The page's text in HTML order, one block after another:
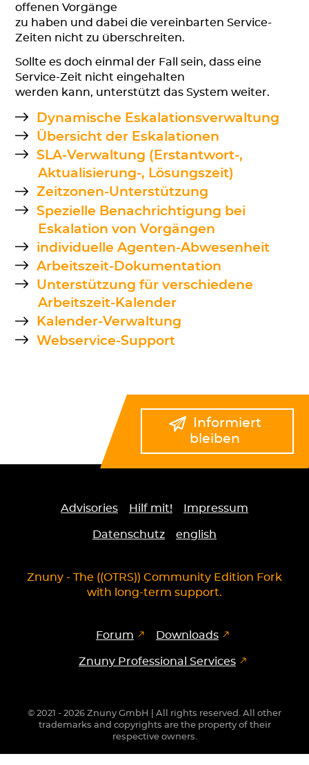
offenen Vorgänge
zu haben und dabei die vereinbarten Service-
Zeiten nicht zu überschreiten.
Sollte es doch einmal der Fall sein, dass eine
Service-Zeit nicht eingehalten
werden kann, unterstützt das System weiter.
Dynamische Eskalationsverwaltung
Übersicht der Eskalationen
SLA-Verwaltung (Erstantwort-,
Aktualisierung-, Lösungszeit)
Zeitzonen-Unterstützung
Spezielle Benachrichtigung bei
Eskalation von Vorgängen
individuelle Agenten-Abwesenheit
Arbeitszeit-Dokumentation
Unterstützung für verschiedene
Arbeitszeit-Kalender
Kalender-Verwaltung
Webservice-Support
Informiert
bleiben
Advisories Hilf mit! Impressum
Datenschutz english
Znuny - The ((OTRS)) Community Edition Fork
with long-term support.
Forum Downloads
Znuny Professional Services
© 2021 - 2026 Znuny GmbH | All rights reserved. All other
trademarks and copyrights are the property of their
respective owners.